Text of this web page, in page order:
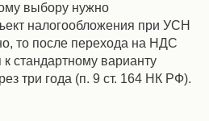
выбору нужно
налогообложения при УСН
то после перехода на НДС
стандартному варианту
три года (п. 9 ст. 164 НК РФ).